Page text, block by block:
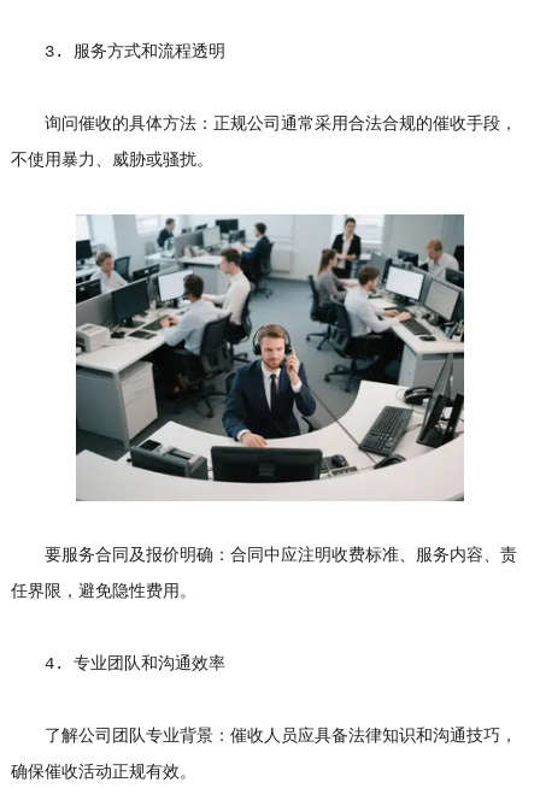
3. 服务方式和流程透明
询问催收的具体方法：正规公司通常采用合法合规的催收手段，
不使用暴力、威胁或骚扰。
要服务合同及报价明确：合同中应注明收费标准、服务内容、责
任界限，避免隐性费用。
4. 专业团队和沟通效率
了解公司团队专业背景：催收人员应具备法律知识和沟通技巧，
确保催收活动正规有效。